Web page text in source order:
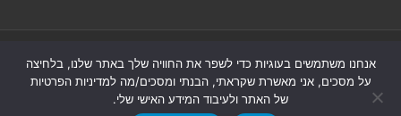
© כל הזכויות שמורות 2026, רמת גן גבעתיים ניוז.
|חדשות רמת גן-גבעתיים
אנחנו משתמשים בעוגיות כדי לשפר את החוויה שלך באתר שלנו, בלחיצה
על מסכים, אני מאשרת שקראתי, הבנתי ומסכים/מה למדיניות הפרטיות
של האתר ולעיבוד המידע האישי שלי.